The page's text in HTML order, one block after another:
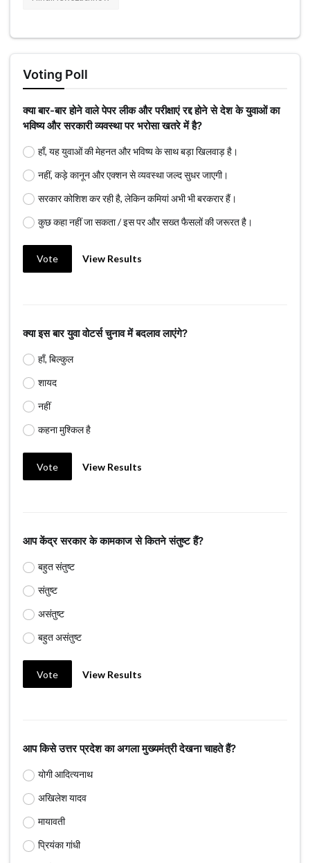
Voting Poll
क्या बार-बार होने वाले पेपर लीक और परीक्षाएं रद्द होने से देश के युवाओं का
भविष्य और सरकारी व्यवस्था पर भरोसा खतरे में है?
हाँ, यह युवाओं की मेहनत और भविष्य के साथ बड़ा खिलवाड़ है।
नहीं, कड़े कानून और एक्शन से व्यवस्था जल्द सुधर जाएगी।
सरकार कोशिश कर रही है, लेकिन कमियां अभी भी बरकरार हैं।
कुछ कहा नहीं जा सकता / इस पर और सख्त फैसलों की जरूरत है।
Vote View Results
क्या इस बार युवा वोटर्स चुनाव में बदलाव लाएंगे?
हाँ, बिल्कुल
शायद
नहीं
कहना मुश्किल है
Vote View Results
आप केंद्र सरकार के कामकाज से कितने संतुष्ट हैं?
बहुत संतुष्ट
संतुष्ट
असंतुष्ट
बहुत असंतुष्ट
Vote View Results
आप किसे उत्तर प्रदेश का अगला मुख्यमंत्री देखना चाहते हैं?
योगी आदित्यनाथ
अखिलेश यादव
मायावती
प्रियंका गांधी